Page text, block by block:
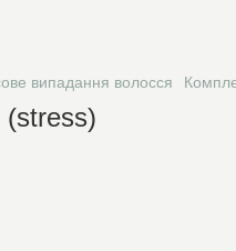
випадання волосся
(stress)